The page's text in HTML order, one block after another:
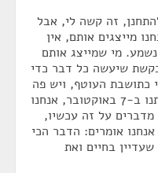
זה קשה לי, אבל
מייצגים אותם, אין
מי שמייצג אותם
שיעשה כל דבר כדי
כתושבת העוטף, ויש פה
עוד אנשים מהעוטף סביבי שהיו איתנו ב-7 באוקטובר, אנחנו
מדברים על זה עכשיו,
אומרים: הדבר הכי
בחיים ואת